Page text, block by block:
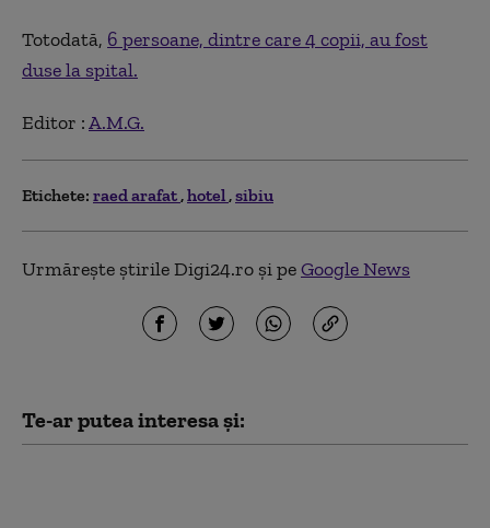
Totodată, 6 persoane, dintre care 4 copii, au fost
duse la spital.
Editor :A.M.G.
Etichete: raed arafat hotel sibiu
Urmărește știrile Digi24.ro și peGoogle News
Te-ar putea interesa și: